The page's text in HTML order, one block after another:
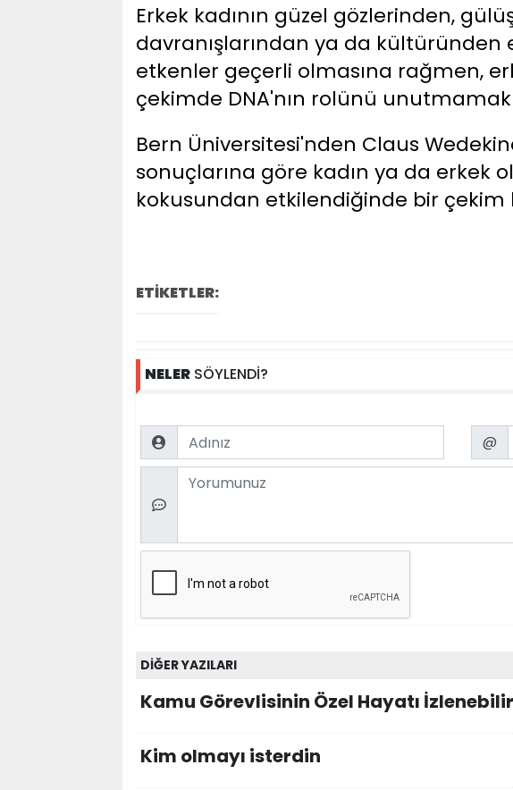
Erkek kadının güzel gözlerinden,
davranışlarından ya da kültüründen
etkenler geçerli olmasına rağmen,
çekimde DNA'nın rolünü
Bern Üniversitesi'nden Claus
sonuçlarına göre kadın ya da erkek
kokusundan etkilendiğinde bir çekim
ETİKETLER:
NELERSÖYLENDİ?
Name Email
@
Comment
DİĞER YAZILARI
Kamu Görevlisinin Özel Hayatı
Kim olmayı isterdin